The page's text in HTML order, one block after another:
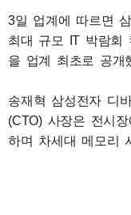
3일 업계에 따르면
최대 규모 IT 박람회
을 업계 최초로 공개
송재혁 삼성전자 디
(CTO) 사장은 전시
하며 차세대 메모리